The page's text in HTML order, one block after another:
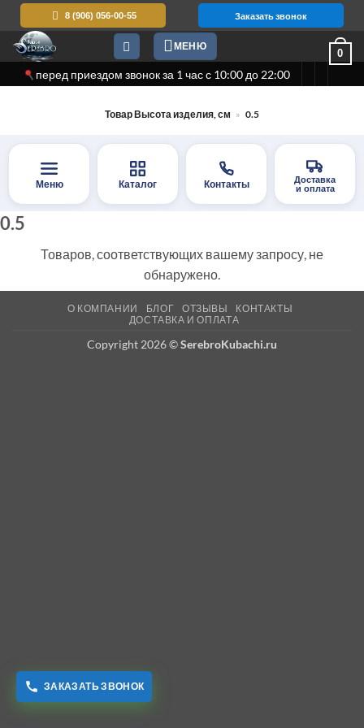
Skip
content
8 (906) 056-00-55 Заказать звонок
МЕНЮ
0
перед приездом звонок за 1 час с 10:00 до 22:00
Товар Высота изделия, см » 0.5
Меню Каталог Контакты
Доставка
и оплата
0.5
Товаров, соответствующих вашему запросу, не
обнаружено.
О КОМПАНИИ БЛОГ ОТЗЫВЫ
КОНТАКТЫ
ДОСТАВКА И ОПЛАТА
Copyright 2026 ©SerebroKubachi.ru
ЗАКАЗАТЬ ЗВОНОК